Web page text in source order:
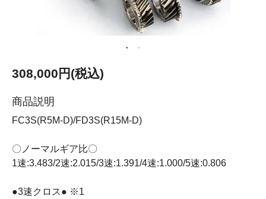
308,000円(税込)
商品説明
FC3S(R5M-D)/FD3S(R15M-D)
〇ノーマルギア比〇
1速:3.483/2速:2.015/3速:1.391/4速:1.000/5速:0.806
●3速クロス● ※1